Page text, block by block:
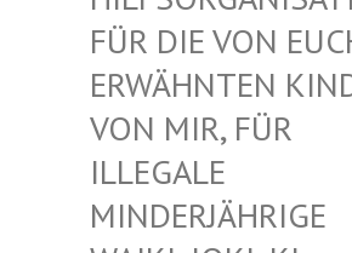
DIE VON EUCH
HNTEN KINDER
MIR, FÜR ILLE
GALE MIND
ERJÄHRIGE WAIK